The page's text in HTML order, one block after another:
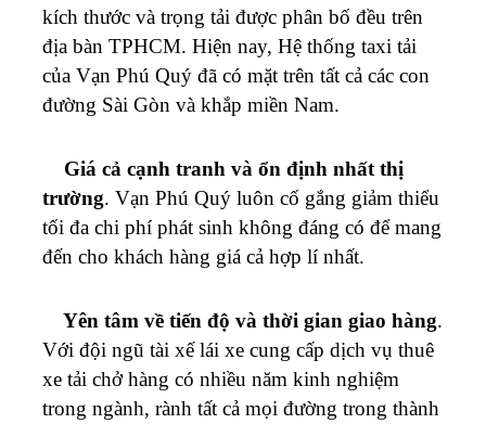
kích thước và trọng tải được phân bố đều trên
địa bàn TPHCM. Hiện nay, Hệ thống taxi tải
của Vạn Phú Quý đã có mặt trên tất cả các con
đường Sài Gòn và khắp miền Nam.
Giá cả cạnh tranh và ổn định nhất thị
trường. Vạn Phú Quý luôn cố gắng giảm thiểu
tối đa chi phí phát sinh không đáng có để mang
đến cho khách hàng giá cả hợp lí nhất.
Yên tâm về tiến độ và thời gian giao hàng.
Với đội ngũ tài xế lái xe cung cấp dịch vụ thuê
xe tải chở hàng có nhiều năm kinh nghiệm
trong ngành, rành tất cả mọi đường trong thành